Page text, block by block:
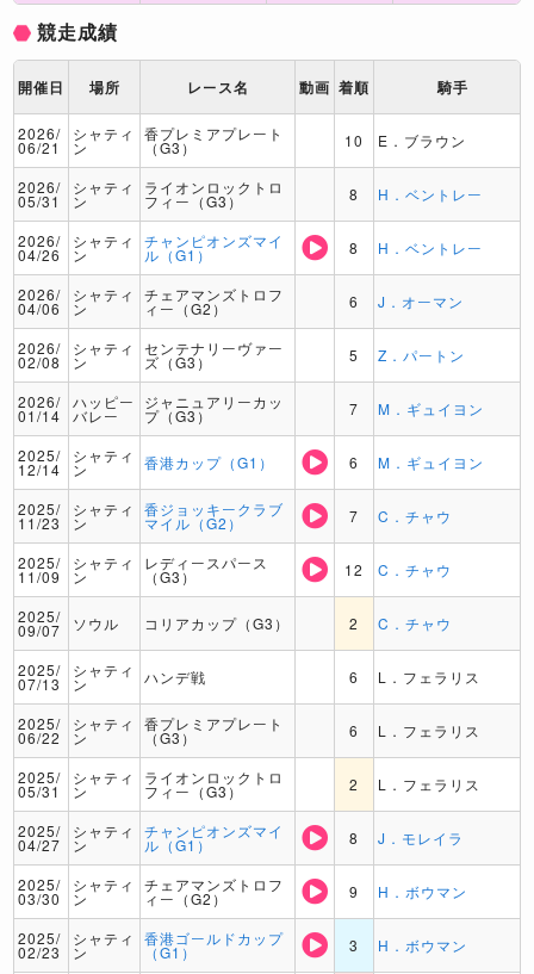
競走成績
開催日 場所 レース名 動画 着順 騎手
2026/
06/21
シャティ
ン
香プレミアプレート
（G3） 10 E．ブラウン
2026/
05/31
シャティ
ン
ライオンロックトロ
フィー（G3） 8 H．ベントレー
2026/
04/26
シャティ
ン
チャンピオンズマイ
ル（G1） 8 H．ベントレー
2026/
04/06
シャティ
ン
チェアマンズトロフ
ィー（G2） 6 J．オーマン
2026/
02/08
シャティ
ン
センテナリーヴァー
ズ（G3） 5 Z．パートン
2026/
01/14
ハッピー
バレー
ジャニュアリーカッ
プ（G3） 7 M．ギュイヨン
2025/
12/14
シャティ
ン 香港カップ（G1） 6 M．ギュイヨン
2025/
11/23
シャティ
ン
香ジョッキークラブ
マイル（G2） 7 C．チャウ
2025/
11/09
シャティ
ン
レディースパース
（G3） 12 C．チャウ
2025/
09/07 ソウル コリアカップ（G3） 2 C．チャウ
2025/
07/13
シャティ
ン ハンデ戦 6 L．フェラリス
2025/
06/22
シャティ
ン
香プレミアプレート
（G3） 6 L．フェラリス
2025/
05/31
シャティ
ン
ライオンロックトロ
フィー（G3） 2 L．フェラリス
2025/
04/27
シャティ
ン
チャンピオンズマイ
ル（G1） 8 J．モレイラ
2025/
03/30
シャティ
ン
チェアマンズトロフ
ィー（G2） 9 H．ボウマン
2025/
02/23
シャティ
ン
香港ゴールドカップ
（G1） 3 H．ボウマン